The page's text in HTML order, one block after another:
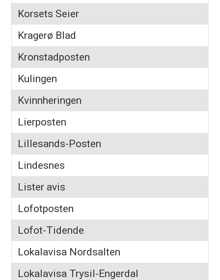
Korsets Seier
Kragerø Blad
Kronstadposten
Kulingen
Kvinnheringen
Lierposten
Lillesands-Posten
Lindesnes
Lister avis
Lofotposten
Lofot-Tidende
Lokalavisa Nordsalten
Lokalavisa Trysil-Engerdal